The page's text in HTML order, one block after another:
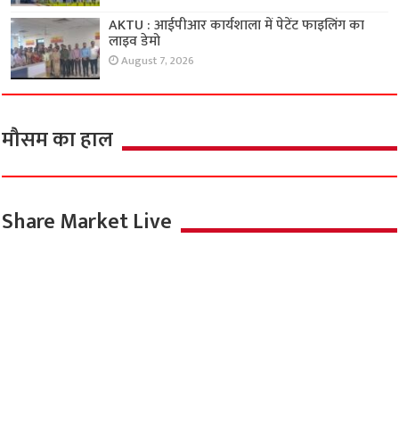
AKTU : आईपीआर कार्यशाला में पेटेंट फाइलिंग का
लाइव डेमो
August 7, 2026
मौसम का हाल
Share Market Live